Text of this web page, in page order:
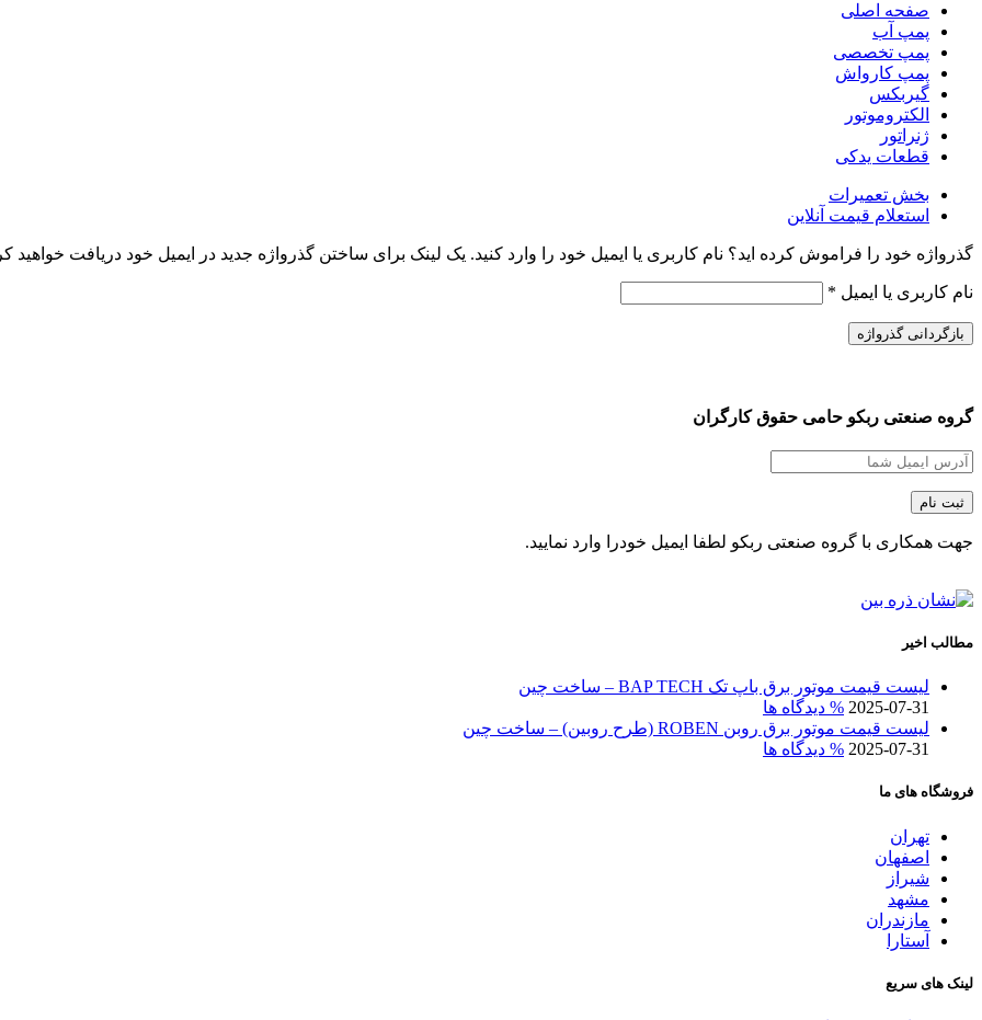
صفحه اصلی
پمپ آب
پمپ تخصصی
پمپ کارواش
گیربکس
الکتروموتور
ژنراتور
قطعات یدکی
بخش تعمیرات
استعلام قیمت آنلاین
گذرواژه خود را فراموش کرده اید؟ نام کاربری یا ایمیل خود را وارد کنید. یک لینک برای ساختن گذرواژه جدید در ایمیل خود دریافت خواهید
نام کاربری یا ایمیل *
بازگردانی گذرواژه
گروه صنعتی ربکو حامی حقوق کارگران
جهت همکاری با گروه صنعتی ربکو لطفا ایمیل خودرا وارد نمایید.
مطالب اخیر
لیست قیمت موتور برق باپ تک BAP TECH – ساخت چین
2025-07-31 % دیدگاه ها
لیست قیمت موتور برق روبن ROBEN (طرح روبین) – ساخت چین
2025-07-31 % دیدگاه ها
فروشگاه های ما
تهران
اصفهان
شیراز
مشهد
مازندران
آستارا
لینک های سریع